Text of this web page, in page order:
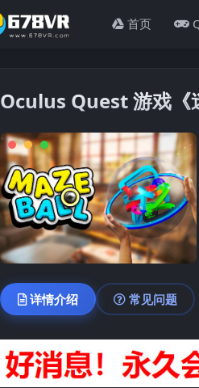
首页
Oculus Quest 游戏《
详情介绍 常见问题